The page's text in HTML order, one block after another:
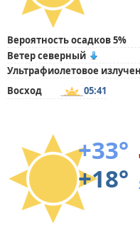
Вероятность осадков 5%
Ветер северный
Ультрафиолетовое
Восход
05:41
+33°
+18°